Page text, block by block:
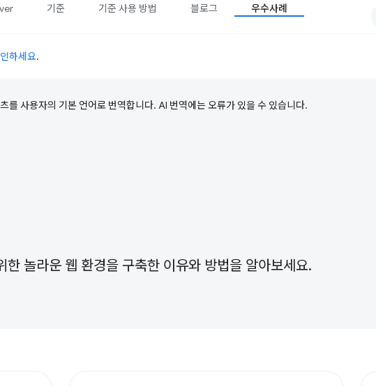
기준 기준 사용 방법 블로그 우수사례
하세요.
를 사용자의 기본 언어로 번역합니다. AI 번역에는 오류가 있을 수 있습니다.
놀라운 웹 환경을 구축한 이유와 방법을 알아보세요.